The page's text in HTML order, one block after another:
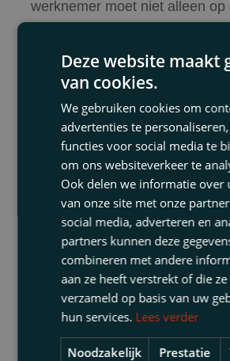
werknemer moet niet alleen op
beschuldigingen, maar moet
eerlijke kans krijgen om zijn of
het verhaal te vertellen en te
belastende informatie
· In de zaak bij Hof Den Bosch
werknemer “overvallen” met de
zonder het rapport te hebben
eerlijke verdediging onmogelijk
· In een zaak bij Hof Arnhem-
(ECLI:NL:GHARL:2023:5720)
van vooringenomenheid
ontslagbrief al klaarlag voordat
erop dat het horen slechts een
Deze website maakt
van cookies.
We gebruiken cookies om
advertenties te
functies voor social media te
om ons websiteverkeer te
Ook delen we informatie over
van onze site met onze
social media, adverteren en
partners kunnen deze
combineren met andere
aan ze heeft verstrekt of die
verzameld op basis van uw
hun services. Lees verder
Noodzakelijk Prestatie